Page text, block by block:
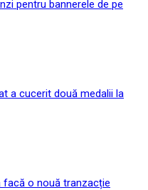
pentru bannerele de pe
a cucerit două medalii la
facă o nouă tranzacție